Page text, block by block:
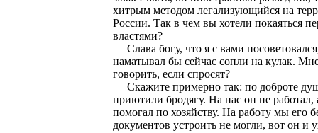
хитрым методом легализующийся на
России. Так в чем вы хотели покаяться
властями?
— Слава богу, что я с вами
наматывал бы сейчас сопли на кулак.
говорить, если спросят?
— Скажите примерно так: по доброте
приютили бродягу. На нас он не работал,
помогал по хозяйству. На работу мы его
документов устроить не могли, вот он и